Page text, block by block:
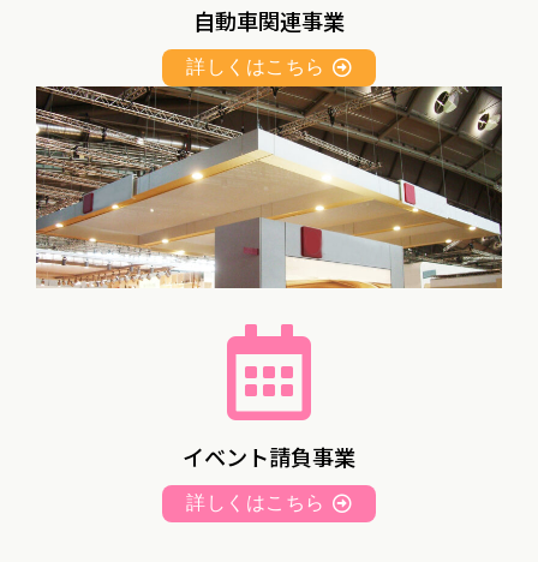
自動車関連事業
詳しくはこちら
イベント請負事業
詳しくはこちら